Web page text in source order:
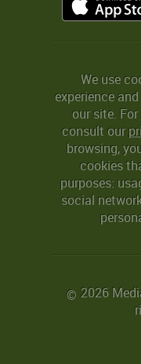
We use
experience
our site.
consult our
browsing,
cookies
purposes:
social
© 2026